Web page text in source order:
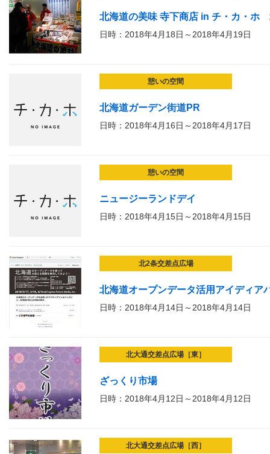
北海道の美味 寺下商店 in チ・カ・ホ
日時：2018年4月18日～2018年4月19日
憩いの空間
北海道ガーデン街道PR
日時：2018年4月16日～2018年4月17日
憩いの空間
ニュージーランドデイ
日時：2018年4月15日～2018年4月15日
北2条交差点広場
北海道オープンデータ活用アイディア
日時：2018年4月14日～2018年4月14日
北大通交差点広場［東］
ざっくり市場
日時：2018年4月12日～2018年4月12日
北大通交差点広場［西］